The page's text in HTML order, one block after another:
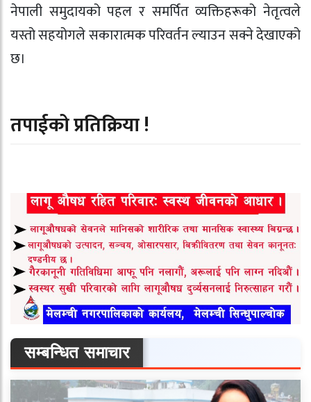
नेपाली समुदायको पहल र समर्पित व्यक्तिहरूको नेतृत्वले
यस्तो सहयोगले सकारात्मक परिवर्तन ल्याउन सक्ने देखाएको
छ।
तपाईको प्रतिक्रिया !
सम्बन्धित समाचार